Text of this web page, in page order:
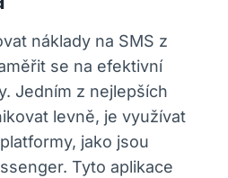
náklady na SMS z
se na efektivní
Jedním z nejlepších
levně, je využívat
jako jsou
Tyto aplikace